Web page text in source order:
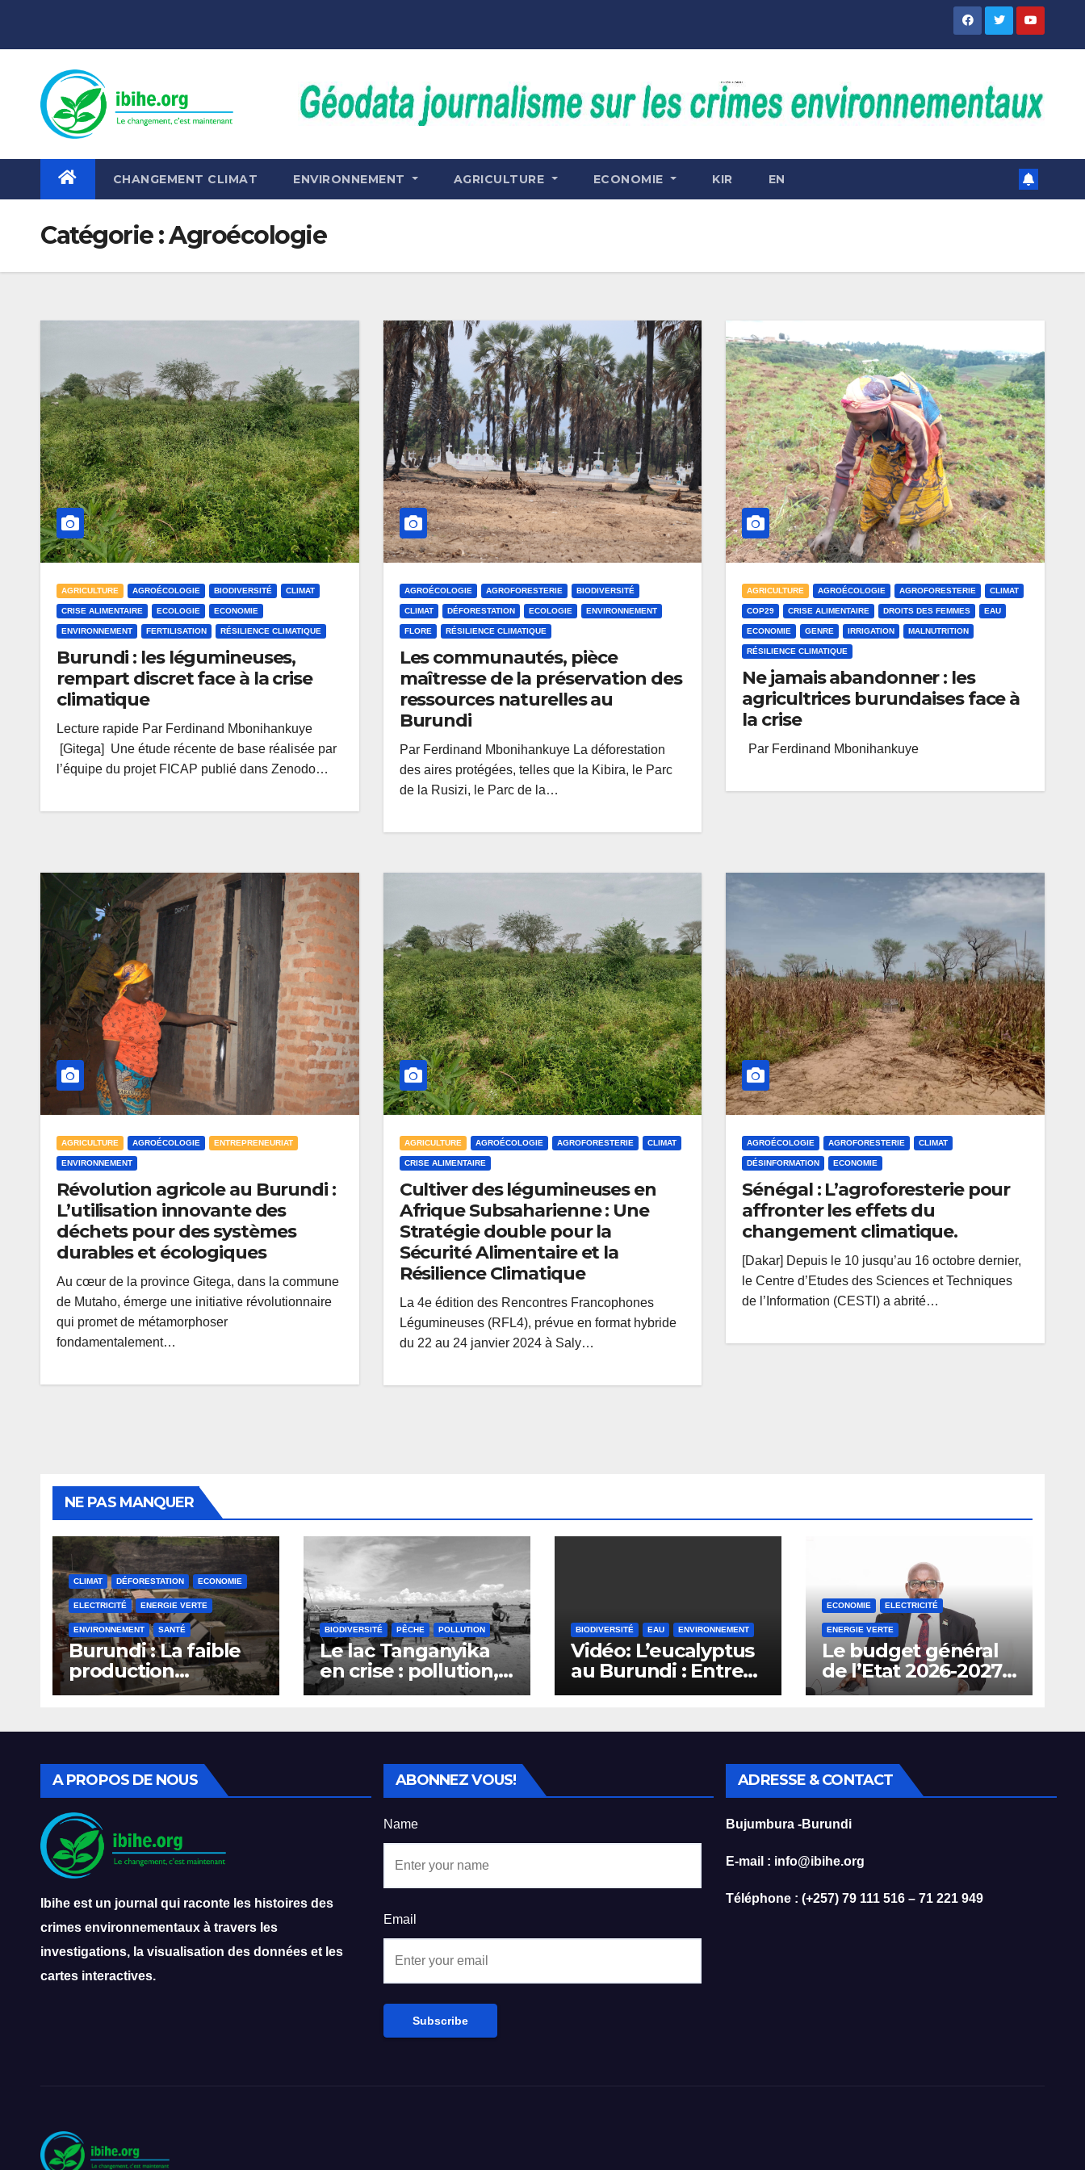
CHANGEMENT CLIMAT ENVIRONNEMENT AGRICULTURE ECONOMIE KIR EN
Catégorie :Agroécologie
AGRICULTURE AGROÉCOLOGIE BIODIVERSITÉ CLIMAT
CRISE ALIMENTAIRE ECOLOGIE ECONOMIE
ENVIRONNEMENT FERTILISATION RÉSILIENCE CLIMATIQUE
Burundi : les légumineuses,
rempart discret face à la crise
climatique
Lecture rapide Par Ferdinand Mbonihankuye
[Gitega] Une étude récente de base réalisée par
l’équipe du projet FICAP publié dans Zenodo…
AGROÉCOLOGIE AGROFORESTERIE BIODIVERSITÉ
CLIMAT DÉFORESTATION ECOLOGIE ENVIRONNEMENT
FLORE RÉSILIENCE CLIMATIQUE
Les communautés, pièce
maîtresse de la préservation des
ressources naturelles au
Burundi
Par Ferdinand Mbonihankuye La déforestation
des aires protégées, telles que la Kibira, le Parc
de la Rusizi, le Parc de la…
AGRICULTURE AGROÉCOLOGIE AGROFORESTERIE CLIMAT
COP29 CRISE ALIMENTAIRE DROITS DES FEMMES EAU
ECONOMIE GENRE IRRIGATION MALNUTRITION
RÉSILIENCE CLIMATIQUE
Ne jamais abandonner : les
agricultrices burundaises face à
la crise
Par Ferdinand Mbonihankuye
AGRICULTURE AGROÉCOLOGIE ENTREPRENEURIAT
ENVIRONNEMENT
Révolution agricole au Burundi :
L’utilisation innovante des
déchets pour des systèmes
durables et écologiques
Au cœur de la province Gitega, dans la commune
de Mutaho, émerge une initiative révolutionnaire
qui promet de métamorphoser
fondamentalement…
AGRICULTURE AGROÉCOLOGIE AGROFORESTERIE CLIMAT
CRISE ALIMENTAIRE
Cultiver des légumineuses en
Afrique Subsaharienne : Une
Stratégie double pour la
Sécurité Alimentaire et la
Résilience Climatique
La 4e édition des Rencontres Francophones
Légumineuses (RFL4), prévue en format hybride
du 22 au 24 janvier 2024 à Saly…
AGROÉCOLOGIE AGROFORESTERIE CLIMAT
DÉSINFORMATION ECONOMIE
Sénégal : L’agroforesterie pour
affronter les effets du
changement climatique.
[Dakar] Depuis le 10 jusqu’au 16 octobre dernier,
le Centre d’Etudes des Sciences et Techniques
de l’Information (CESTI) a abrité…
NE PAS MANQUER
CLIMAT DÉFORESTATION ECONOMIE
ELECTRICITÉ ENERGIE VERTE
ENVIRONNEMENT SANTÉ
Burundi : La faible
production
d’électricité
d’émergence
BIODIVERSITÉ PÊCHE POLLUTION
Le lac Tanganyika
en crise : pollution,
surpêche et déclin
pêche au Burundi
BIODIVERSITÉ EAU ENVIRONNEMENT
Vidéo: L’eucalyptus
au Burundi : Entre
défis
et opportunités
ECONOMIE ELECTRICITÉ
ENERGIE VERTE
Le budget général
de l’Etat 2026-2027
en hausse de 29%
de l’importation des
carburant.
A PROPOS DE NOUS
Ibihe est un journal qui raconte les histoires des
crimes environnementaux à travers les
investigations, la visualisation des données et les
cartes interactives.
ABONNEZ VOUS!
Name
Email
ADRESSE & CONTACT
Bujumbura -Burundi
E-mail : info@ibihe.org
Téléphone : (+257) 79 111 516 – 71 221 949